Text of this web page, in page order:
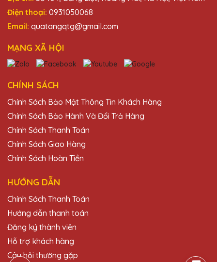
Đã từng mua cúp pha lê tại nhiều nơi nhưng
Quà Tặng Pha Lê QTG vẫn là sự lựa chọn số
tuyệt vời!
Đặng Thị Mỹ
Thiết kế cúp pha lê tại Quà Tặng Pha Lê
khi trao tặng những chiếc cúp này cho đối
tác và khách hàng của mình.
Đặng Thị Mỹ
27/11/2025
Sản phẩm của Quà Tặng Pha Lê QTG
chắn sẽ giới thiệu cho bạn bè.
Điện thoại: 0931050068
Email: quatangqtg@gmail.com
MẠNG XÃ HỘI
CHÍNH SÁCH
Chính Sách Bảo Mật Thông Tin Khách Hàng
Chính Sách Bảo Hành Và Đổi Trả Hàng
Chính Sách Thanh Toán
Chính Sách Giao Hàng
Chính Sách Hoàn Tiền
HƯỚNG DẪN
Chính Sách Thanh Toán
Hướng dẫn thanh toán
Đăng ký thành viên
Hỗ trợ khách hàng
Câu hỏi thường gặp